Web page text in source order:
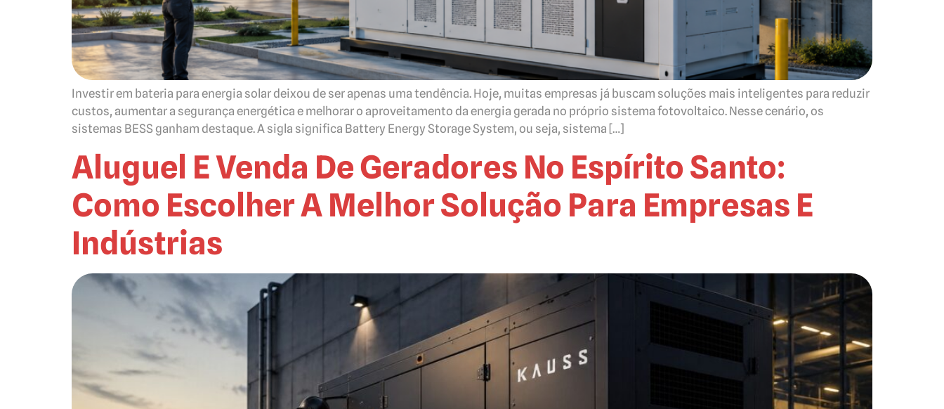
Investir em bateria para energia solar deixou de ser apenas uma tendência. Hoje, muitas empresas já buscam soluções mais inteligentes para reduzir
custos, aumentar a segurança energética e melhorar o aproveitamento da energia gerada no próprio sistema fotovoltaico. Nesse cenário, os
sistemas BESS ganham destaque. A sigla significa Battery Energy Storage System, ou seja, sistema […]
Aluguel E Venda De Geradores No Espírito Santo:
Como Escolher A Melhor Solução Para Empresas E
Indústrias